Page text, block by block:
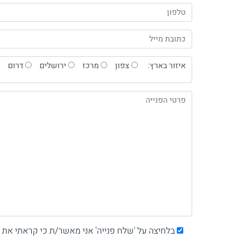
איזור בארץ: צפון מרכז ירושלים דרום
בלחיצה על 'שלח פנייה' אני מאשר/ת כי קראתי את